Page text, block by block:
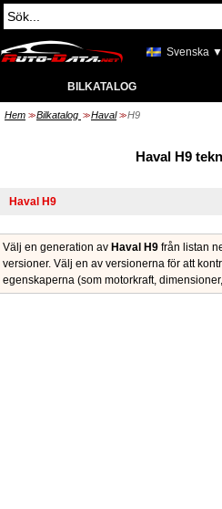
Svenska ▼
BILKATALOG
Hem >> Bilkatalog >> Haval >> H9
Haval H9
Välj en generation av Haval H9 från listan
versioner. Välj en av versionerna för att
egenskaperna (som motorkraft,